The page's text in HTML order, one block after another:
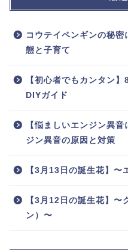
コウテイペンギンの秘
態と子育て
【初心者でもカンタン
DIYガイド
【悩ましいエンジン異
ジン異音の原因と対策
【3月13日の誕生花】〜
【3月12日の誕生花】〜
ン）〜